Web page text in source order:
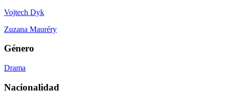
Vojtech Dyk
Zuzana Mauréry
Género
Drama
Nacionalidad